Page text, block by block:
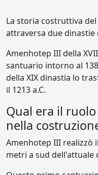
La storia costruttiva
attraversa due dinastie
Amenhotep III della
santuario intorno al
della XIX dinastia lo
il 1213 a.C.
Qual era il
nella
Amenhotep III realizzò
metri a sud dell'attuale